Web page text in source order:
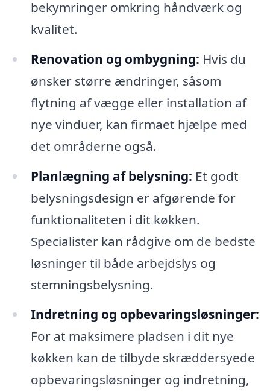
bekymringer omkring håndværk og
kvalitet.
Renovation og ombygning: Hvis du
ønsker større ændringer, såsom
flytning af vægge eller installation af
nye vinduer, kan firmaet hjælpe med
det områderne også.
Planlægning af belysning: Et godt
belysningsdesign er afgørende for
funktionaliteten i dit køkken.
Specialister kan rådgive om de bedste
løsninger til både arbejdslys og
stemningsbelysning.
Indretning og opbevaringsløsninger:
For at maksimere pladsen i dit nye
køkken kan de tilbyde skræddersyede
opbevaringsløsninger og indretning,